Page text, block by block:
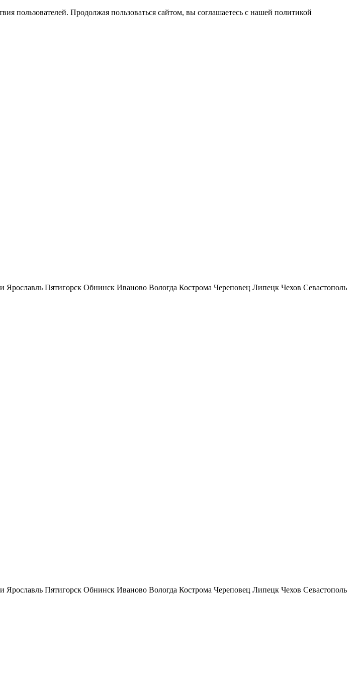
пользователей. Продолжая пользоваться сайтом, вы соглашаетесь с нашей политикой
Ярославль Пятигорск Обнинск Иваново Вологда Кострома Череповец Липецк Чехов Севастополь
Ярославль Пятигорск Обнинск Иваново Вологда Кострома Череповец Липецк Чехов Севастополь